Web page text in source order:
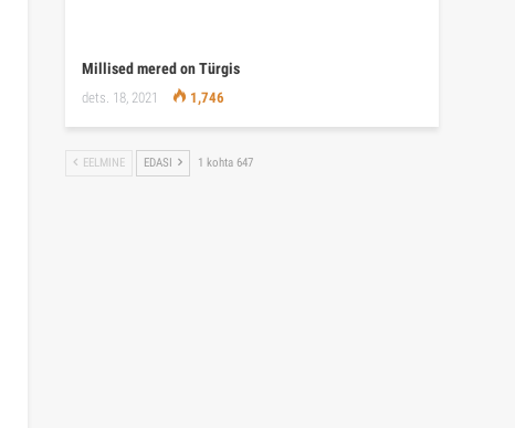
Millised mered on Türgis
dets. 18, 2021 1,746
EELMINE EDASI 1 kohta 647